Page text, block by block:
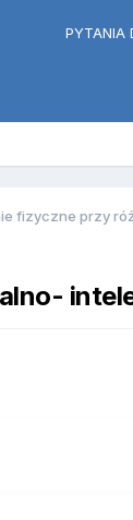
PYTANIA
fizyczne przy